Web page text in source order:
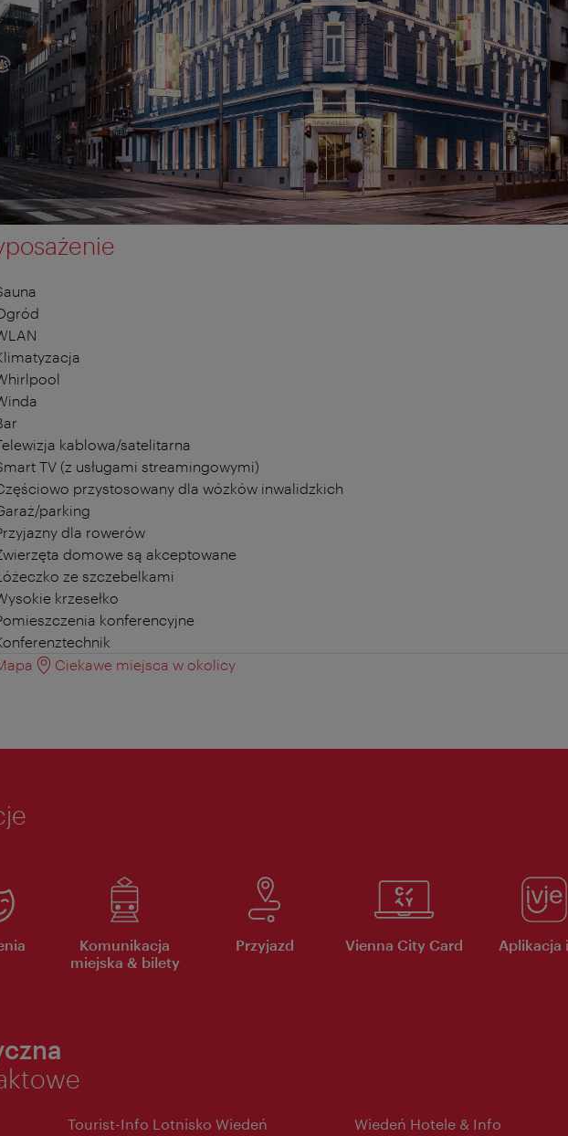
kablowa/satelitarna
TV (z usługami streamingowymi)
przystosowany dla wózków inwalidzkich
parking
dla rowerów
domowe są akceptowane
ze szczebelkami
krzesełko
konferencyjne
Ciekawe miejsca w okolicy
Komunikacja
miejska & bilety
Przyjazd Vienna City Card Aplikacja
Tourist-Info Lotnisko Wiedeń
Wiedeń Hotele & Info